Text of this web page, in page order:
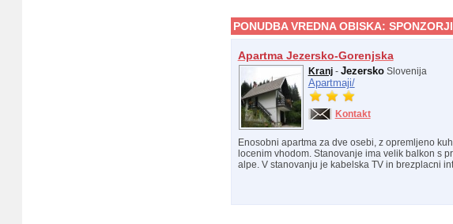
PONUDBA VREDNA OBISKA: SPONZORJI
Apartma Jezersko-Gorenjska
Kranj- JezerskoSlovenija
Apartmaji/
Kontakt
Enosobni apartma za dve osebi, z opremljeno
locenim vhodom. Stanovanje ima velik balkon s
alpe. V stanovanju je kabelska TV in brezplacni